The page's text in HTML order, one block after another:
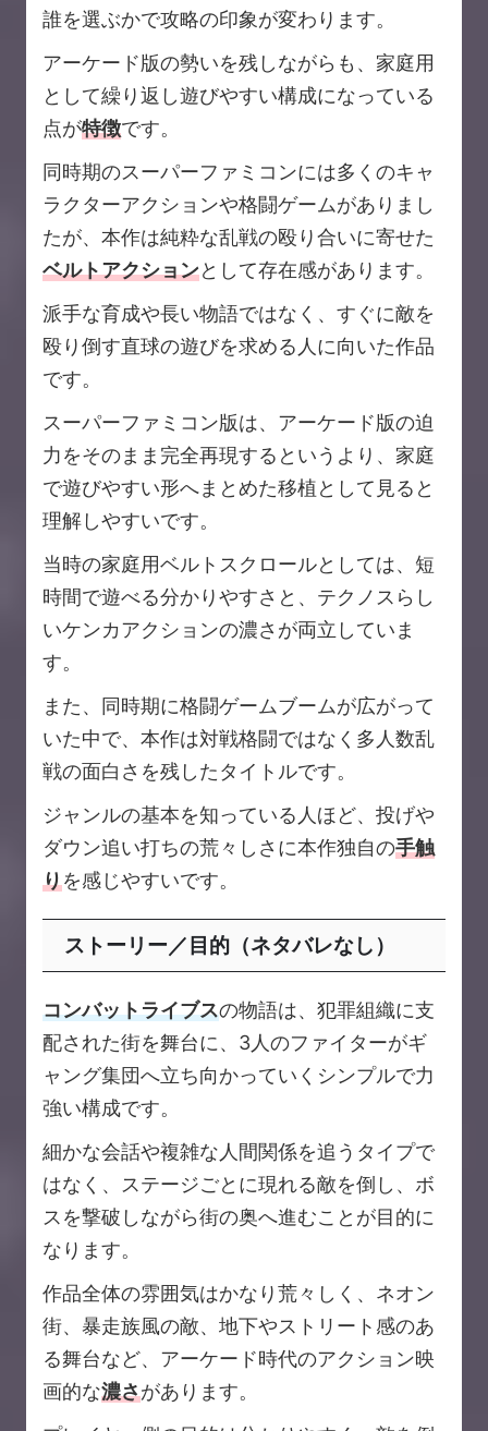
誰を選ぶかで攻略の印象が変わります。
アーケード版の勢いを残しながらも、家庭用
として繰り返し遊びやすい構成になっている
点が特徴です。
同時期のスーパーファミコンには多くのキャ
ラクターアクションや格闘ゲームがありまし
たが、本作は純粋な乱戦の殴り合いに寄せた
ベルトアクションとして存在感があります。
派手な育成や長い物語ではなく、すぐに敵を
殴り倒す直球の遊びを求める人に向いた作品
です。
スーパーファミコン版は、アーケード版の迫
力をそのまま完全再現するというより、家庭
で遊びやすい形へまとめた移植として見ると
理解しやすいです。
当時の家庭用ベルトスクロールとしては、短
時間で遊べる分かりやすさと、テクノスらし
いケンカアクションの濃さが両立していま
す。
また、同時期に格闘ゲームブームが広がって
いた中で、本作は対戦格闘ではなく多人数乱
戦の面白さを残したタイトルです。
ジャンルの基本を知っている人ほど、投げや
ダウン追い打ちの荒々しさに本作独自の手触
りを感じやすいです。
ストーリー／目的（ネタバレなし）
コンバットライブスの物語は、犯罪組織に支
配された街を舞台に、3人のファイターがギ
ャング集団へ立ち向かっていくシンプルで力
強い構成です。
細かな会話や複雑な人間関係を追うタイプで
はなく、ステージごとに現れる敵を倒し、ボ
スを撃破しながら街の奥へ進むことが目的に
なります。
作品全体の雰囲気はかなり荒々しく、ネオン
街、暴走族風の敵、地下やストリート感のあ
る舞台など、アーケード時代のアクション映
画的な濃さがあります。